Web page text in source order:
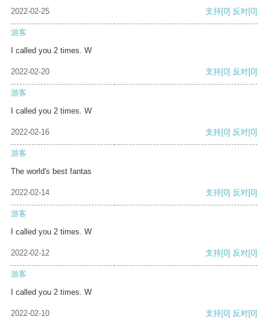
2022-02-25 支持[0] 反对[0]
游客
I called you 2 times. W
2022-02-20 支持[0] 反对[0]
游客
I called you 2 times. W
2022-02-16 支持[0] 反对[0]
游客
The world's best fantas
2022-02-14 支持[0] 反对[0]
游客
I called you 2 times. W
2022-02-12 支持[0] 反对[0]
游客
I called you 2 times. W
2022-02-10 支持[0] 反对[0]